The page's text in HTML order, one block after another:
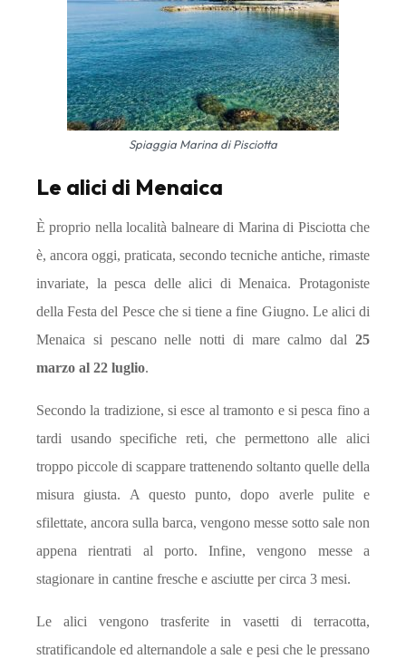
Spiaggia Marina di Pisciotta
Le alici di Menaica
È proprio nella località balneare di Marina di Pisciotta che
è, ancora oggi, praticata, secondo tecniche antiche, rimaste
invariate, la pesca delle alici di Menaica. Protagoniste
della Festa del Pesce che si tiene a fine Giugno. Le alici di
Menaica si pescano nelle notti di mare calmo dal 25
marzo al 22 luglio.
Secondo la tradizione, si esce al tramonto e si pesca fino a
tardi usando specifiche reti, che permettono alle alici
troppo piccole di scappare trattenendo soltanto quelle della
misura giusta. A questo punto, dopo averle pulite e
sfilettate, ancora sulla barca, vengono messe sotto sale non
appena rientrati al porto. Infine, vengono messe a
stagionare in cantine fresche e asciutte per circa 3 mesi.
Le alici vengono trasferite in vasetti di terracotta,
stratificandole ed alternandole a sale e pesi che le pressano